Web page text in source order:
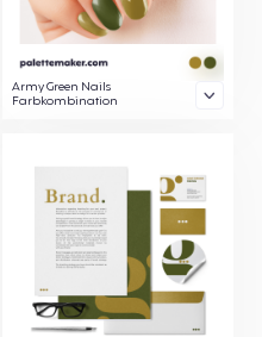
Army Green Nails
Farbkombination